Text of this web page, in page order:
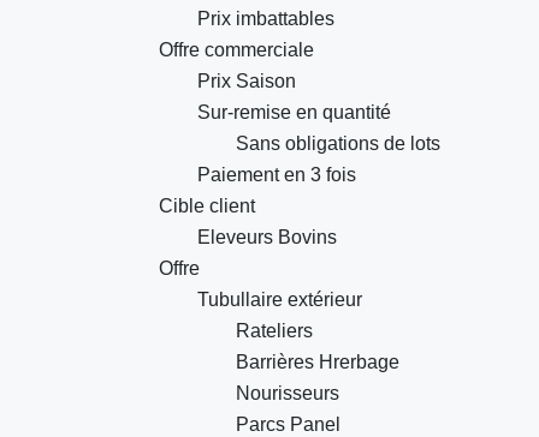
Prix imbattables
Offre commerciale
Prix Saison
Sur-remise en quantité
Sans obligations de lots
Paiement en 3 fois
Cible client
Eleveurs Bovins
Offre
Tubullaire extérieur
Rateliers
Barrières Hrerbage
Nourisseurs
Parcs Panel